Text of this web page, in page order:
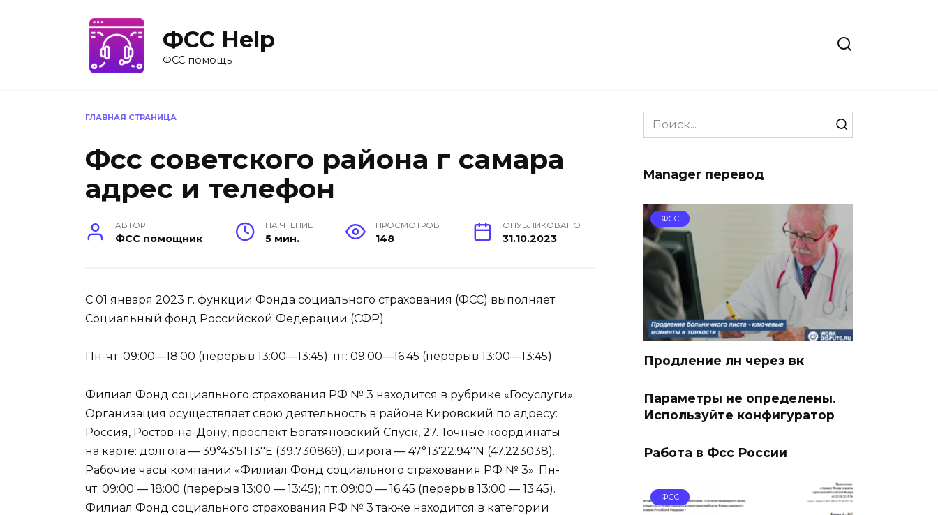
ФСС Help
ФСС помощь
ГЛАВНАЯ СТРАНИЦА
Фсс советского района г самара
адрес и телефон
АВТОР
ФСС помощник
НА ЧТЕНИЕ
5 мин.
ПРОСМОТРОВ
148
ОПУБЛИКОВАНО
31.10.2023
С 01 января 2023 г. функции Фонда социального страхования (ФСС) выполняет
Социальный фонд Российской Федерации (СФР).
Пн-чт: 09:00—18:00 (перерыв 13:00—13:45); пт: 09:00—16:45 (перерыв 13:00—13:45)
Филиал Фонд социального страхования РФ № 3 находится в рубрике «Госуслуги».
Организация осуществляет свою деятельность в районе Кировский по адресу:
Россия, Ростов-на-Дону, проспект Богатяновский Спуск, 27. Точные координаты
на карте: долгота — 39°43′51.13′′E (39.730869), широта — 47°13′22.94′′N (47.223038).
Рабочие часы компании «Филиал Фонд социального страхования РФ № 3»: Пн-
чт: 09:00 — 18:00 (перерыв 13:00 — 13:45); пт: 09:00 — 16:45 (перерыв 13:00 — 13:45).
Филиал Фонд социального страхования РФ № 3 также находится в категории
Search
for:
Manager перевод
ФСС
Продление лн через вк
Параметры не определены.
Используйте конфигуратор
Работа в Фсс России
ФСС